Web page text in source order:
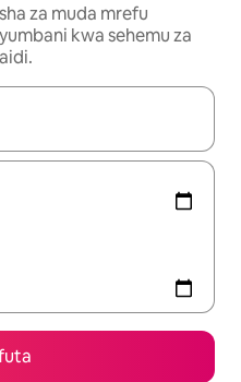
za muda mrefu
kwa sehemu za
vinjari kwa kutumia vitufe vya